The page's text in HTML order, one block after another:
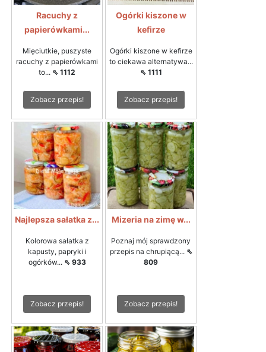
Racuchy z
papierówkami...
Mięciutkie, puszyste
racuchy z papierówkami
to... ⇖ 1112
Zobacz przepis!
Ogórki kiszone w
kefirze
Ogórki kiszone w kefirze
to ciekawa alternatywa...
⇖ 1111
Zobacz przepis!
Najlepsza sałatka z...
Kolorowa sałatka z
kapusty, papryki i
ogórków... ⇖ 933
Zobacz przepis!
Mizeria na zimę w...
Poznaj mój sprawdzony
przepis na chrupiącą... ⇖
809
Zobacz przepis!